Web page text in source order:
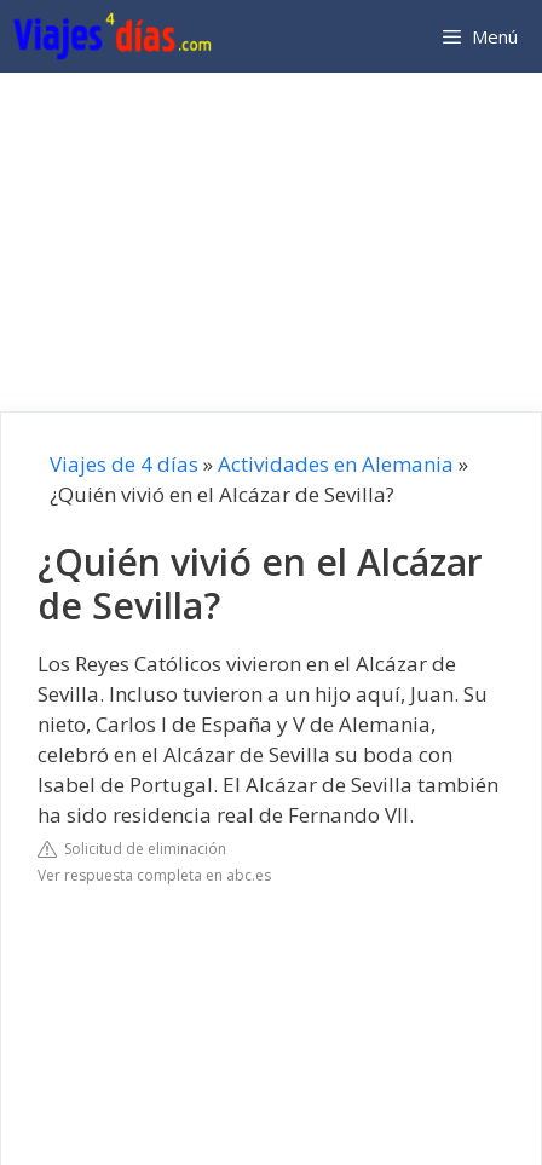
Saltar
al
contenido
Menú
Viajes de 4 días »Actividades en Alemania »
¿Quién vivió en el Alcázar de Sevilla?
¿Quién vivió en el Alcázar
de Sevilla?
Los Reyes Católicos vivieron en el Alcázar de
Sevilla. Incluso tuvieron a un hijo aquí, Juan. Su
nieto, Carlos I de España y V de Alemania,
celebró en el Alcázar de Sevilla su boda con
Isabel de Portugal. El Alcázar de Sevilla también
ha sido residencia real de Fernando VII.
Solicitud de eliminación
Ver respuesta completa en abc.es